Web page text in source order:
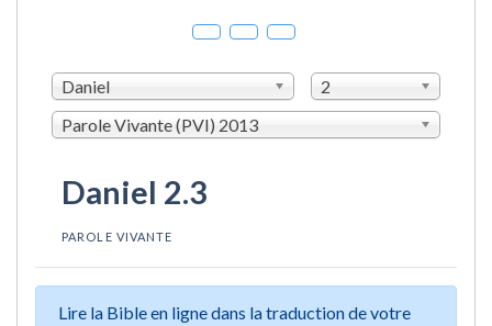
Daniel
2
Parole Vivante (PVI) 2013
Daniel 2.3
PAROLE VIVANTE
Lire la Bible en ligne dans la traduction de votre